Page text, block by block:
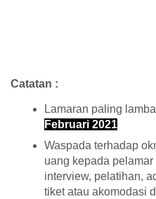
Catatan :
Lamaran paling
Februari 2021
Waspada terhadap
uang kepada
interview, pelatihan,
tiket atau akomodasi